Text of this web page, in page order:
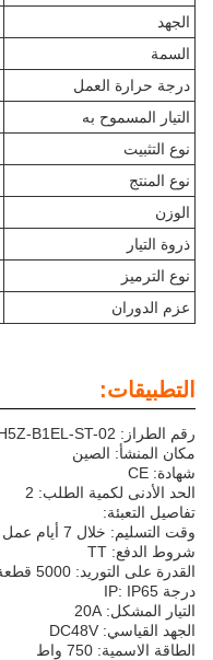
الجهد
السمة
درجة حرارة العمل
التيار المسموح به
نوع التثبيت
نوع المنتج
الوزن
ذروة التيار
نوع الترميز
عزم الدوران
التطبيقات:
رقم الطراز: EBS80F-750C-30DH5Z-B1EL-ST-02
مكان المنشأ: الصين
شهادة: CE
الحد الأدنى لكمية الطلب: 2
تفاصيل التعبئة:
وقت التسليم: خلال 7 أيام عمل
شروط الدفع: TT
القدرة على التوريد: 5000 قطعة/أسبوع
درجة IP: IP65
التيار المشكل: 20A
الجهد القياسي: DC48V
الطاقة الاسمية: 750 واط